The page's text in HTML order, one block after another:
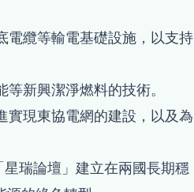
電纜等輸電基礎設施，以支持
新興潔淨燃料的技術。
現東協電網的建設，以及為
瑞論壇」建立在兩國長期穩